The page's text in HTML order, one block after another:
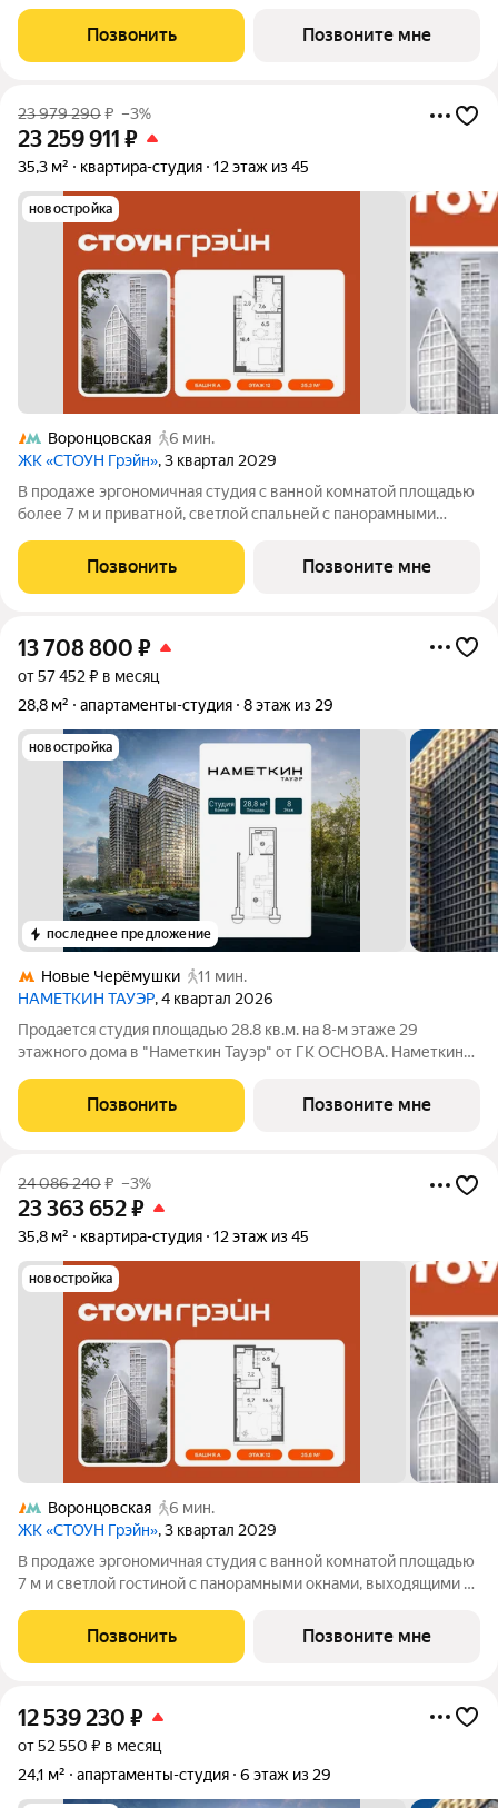
обслуживанием, располагается в районе Черёмушки на Юго-
Западе Москвы. Архитектура от
Позвонить Позвоните мне
23 979 290₽ –3%
23 259 911 ₽
35,3 м² квартира-студия 12 этаж из 45
новостройка
Воронцовская
6 мин.
ЖК «СТОУН Грэйн», 3 квартал 2029
В продаже эргономичная студия с ванной комнатой площадью
более 7 м и приватной, светлой спальней с панорамными
организовать угловую кухню с полноценнгым вместительным
гарнитуром и мягкую зону отдыха
Позвонить Позвоните мне
13 708 800 ₽
от 57 452 ₽ в месяц
28,8 м²
апартаменты-студия 8 этаж из 29
новостройка
последнее предложение
Новые Черёмушки
11 мин.
НАМЕТКИН ТАУЭР, 4 квартал 2026
Продается студия площадью 28.8 кв.м. на 8-м этаже 29
этажного дома в "Наметкин Тауэр" от ГК ОСНОВА. Наметкин
обслуживанием, располагается в районе Черёмушки на Юго-
Западе Москвы. Архитектура от известного
Позвонить Позвоните мне
24 086 240₽ –3%
23 363 652₽
35,8 м² квартира-студия 12 этаж из 45
новостройка
Воронцовская
6 мин.
ЖК «СТОУН Грэйн», 3 квартал 2029
В продаже эргономичная студия с ванной комнатой площадью
7 м и светлой гостиной с панорамными окнами, выходящими на
возможность организовать угловую кухню с полноценным
вместительным гарнитуром
Позвонить Позвоните мне
12 539 230 ₽
от 52 550 ₽ в месяц
24,1 м²
апартаменты-студия 6 этаж из 29